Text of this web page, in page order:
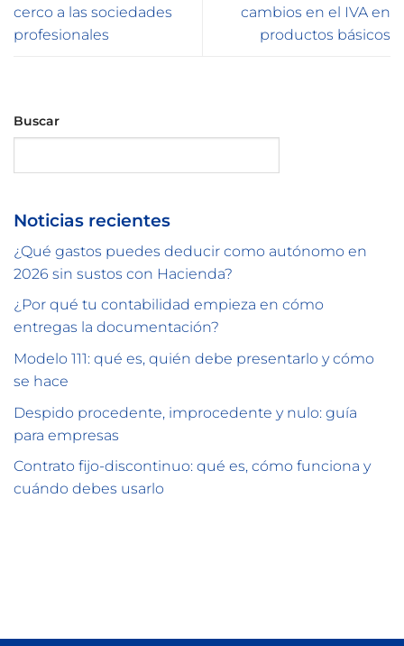
cerco a las sociedades
profesionales
cambios en el IVA en
productos básicos
Buscar
Noticias recientes
¿Qué gastos puedes deducir como autónomo en
2026 sin sustos con Hacienda?
¿Por qué tu contabilidad empieza en cómo
entregas la documentación?
Modelo 111: qué es, quién debe presentarlo y cómo
se hace
Despido procedente, improcedente y nulo: guía
para empresas
Contrato fijo-discontinuo: qué es, cómo funciona y
cuándo debes usarlo